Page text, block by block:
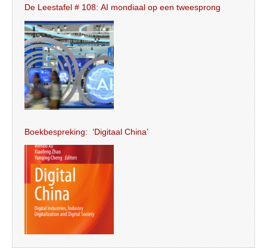
De Leestafel # 108: AI mondiaal op een tweesprong
Boekbespreking: ‘Digitaal China’